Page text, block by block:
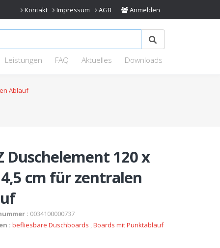
Anmelden
AGB
Impressum
Kontakt
Leistungen FAQ Aktuelles Downloads
Ablauf
Duschelement 120 x
cm für zentralen
: 0034100000737
: befliesbare Duschboards ,Boards mit Punktablauf